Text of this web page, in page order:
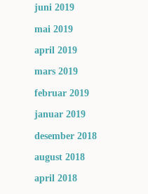
juni 2019
mai 2019
april 2019
mars 2019
februar 2019
januar 2019
desember 2018
august 2018
april 2018